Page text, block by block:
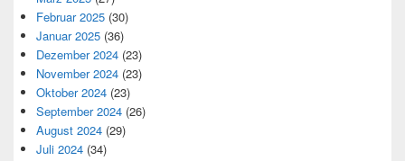
Februar 2025 (30)
Januar 2025 (36)
Dezember 2024 (23)
November 2024 (23)
Oktober 2024 (23)
September 2024 (26)
August 2024 (29)
Juli 2024 (34)